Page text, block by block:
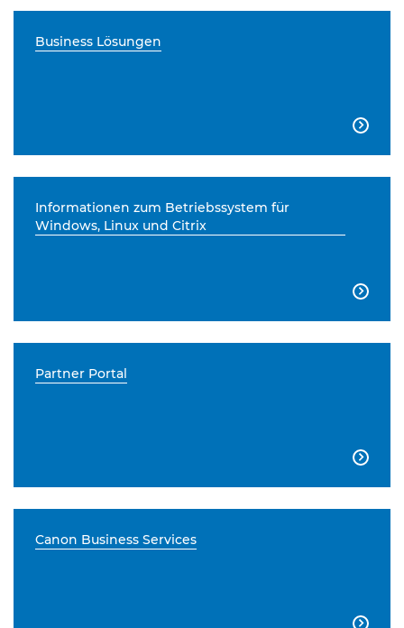
Business Lösungen

Informationen zum Betriebssystem für
Windows, Linux und Citrix

Partner Portal

Canon Business Services
